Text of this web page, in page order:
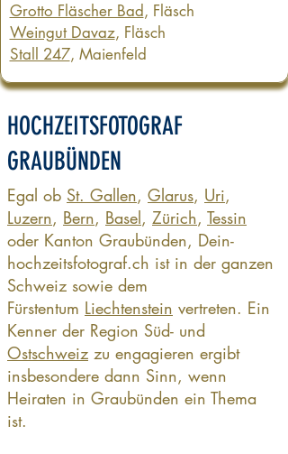
Grotto Fläscher Bad, Fläsch
Weingut Davaz, Fläsch
Stall 247, Maienfeld
HOCHZEITSFOTOGRAF
GRAUBÜNDEN
Egal ob St. Gallen, Glarus, Uri,
Luzern, Bern, Basel, Zürich, Tessin
oder Kanton Graubünden, Dein-
hochzeitsfotograf.ch ist in der ganzen
Schweiz sowie dem
Fürstentum Liechtenstein vertreten. Ein
Kenner der Region Süd- und
Ostschweiz zu engagieren ergibt
insbesondere dann Sinn, wenn
Heiraten in Graubünden ein Thema
ist.